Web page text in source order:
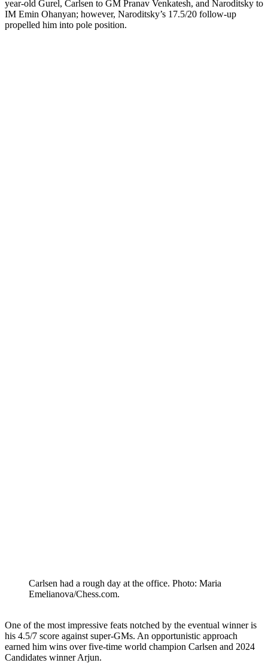
year-old Gurel, Carlsen to GM Pranav Venkatesh, and Naroditsky to
IM Emin Ohanyan; however, Naroditsky’s 17.5/20 follow-up
propelled him into pole position.
Carlsen had a rough day at the office. Photo: Maria
Emelianova/Chess.com.
One of the most impressive feats notched by the eventual winner is
his 4.5/7 score against super-GMs. An opportunistic approach
earned him wins over five-time world champion Carlsen and 2024
Candidates winner Arjun.